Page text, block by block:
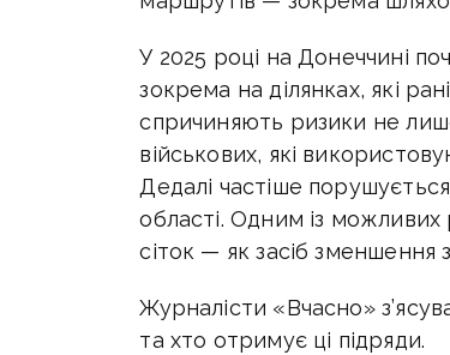
У 2025 році на Донеччині
зокрема на ділянках, які
спричиняють ризики не
військових, які
Дедалі частіше
області. Одним із
сіток — як засіб
Журналісти «Вчасно»
та хто отримує ці підряди.